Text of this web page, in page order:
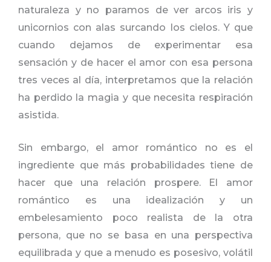
naturaleza y no paramos de ver arcos iris y
unicornios con alas surcando los cielos. Y que
cuando dejamos de experimentar esa
sensación y de hacer el amor con esa persona
tres veces al día, interpretamos que la relación
ha perdido la magia y que necesita respiración
asistida.
Sin embargo, el amor romántico no es el
ingrediente que más probabilidades tiene de
hacer que una relación prospere. El amor
romántico es una idealización y un
embelesamiento poco realista de la otra
persona, que no se basa en una perspectiva
equilibrada y que a menudo es posesivo, volátil